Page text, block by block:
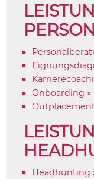
Onboarding »
Headhunting